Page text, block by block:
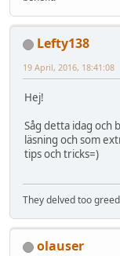
Lefty138
19 April, 2016, 18:41:08
Hej!
Såg detta idag och
läsning och som
tips och tricks=)
They delved too
olauser